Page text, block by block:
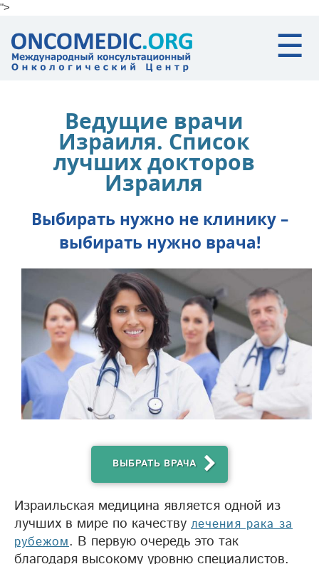
">
☰
Ведущие врачи
Израиля. Список
лучших докторов
Израиля
Выбирать нужно не клинику –
выбирать нужно врача!
ВЫБРАТЬ ВРАЧА
Израильская медицина является одной из
лучших в мире по качеству лечения рака за
рубежом. В первую очередь это так
благодаря высокому уровню специалистов.